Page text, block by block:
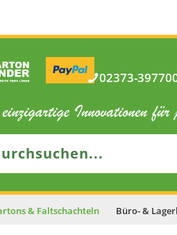
02373-
& Faltschachteln Büro- &